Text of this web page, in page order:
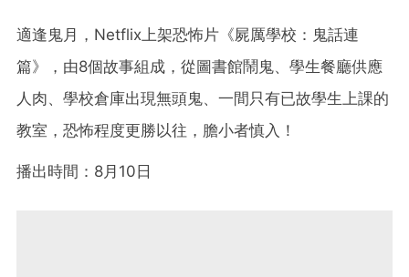
適逢鬼月，Netflix上架恐怖片《屍厲學校：鬼話連
篇》，由8個故事組成，從圖書館鬧鬼、學生餐廳供應
人肉、學校倉庫出現無頭鬼、一間只有已故學生上課的
教室，恐怖程度更勝以往，膽小者慎入！
播出時間：8月10日